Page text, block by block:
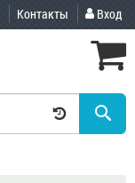
Контакты Вход